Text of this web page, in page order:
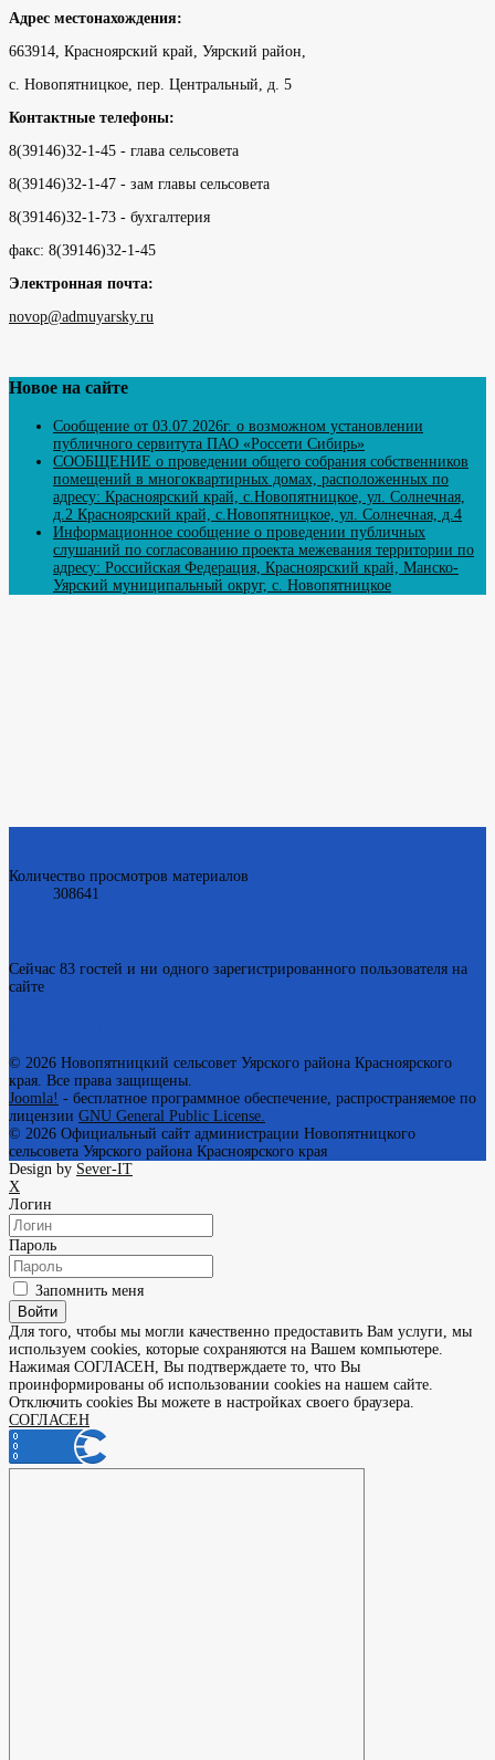
Адрес местонахождения:
663914, Красноярский край, Уярский район,
с. Новопятницкое, пер. Центральный, д. 5
Контактные телефоны:
8(39146)32-1-45 - глава сельсовета
8(39146)32-1-47 - зам главы сельсовета
8(39146)32-1-73 - бухгалтерия
факс: 8(39146)32-1-45
Электронная почта:
novop@admuyarsky.ru
Новое на сайте
Сообщение от 03.07.2026г. о возможном установлении
публичного сервитута ПАО «Россети Сибирь»
СООБЩЕНИЕ о проведении общего собрания собственников
помещений в многоквартирных домах, расположенных по
адресу: Красноярский край, с.Новопятницкое, ул. Солнечная,
д.2 Красноярский край, с.Новопятницкое, ул. Солнечная, д.4
Информационное сообщение о проведении публичных
слушаний по согласованию проекта межевания территории по
адресу: Российская Федерация, Красноярский край, Манско-
Уярский муниципальный округ, с. Новопятницкое
Количество просмотров материалов
308641
Сейчас 83 гостей и ни одного зарегистрированного пользователя на
сайте
© 2026 Новопятницкий сельсовет Уярского района Красноярского
края. Все права защищены.
Joomla! - бесплатное программное обеспечение, распространяемое по
лицензии GNU General Public License.
© 2026 Официальный сайт администрации Новопятницкого
сельсовета Уярского района Красноярского края
Design by Sever-IT
X
Логин
Пароль
Запомнить меня
Войти
Для того, чтобы мы могли качественно предоставить Вам услуги, мы
используем cookies, которые сохраняются на Вашем компьютере.
Нажимая СОГЛАСЕН, Вы подтверждаете то, что Вы
проинформированы об использовании cookies на нашем сайте.
Отключить cookies Вы можете в настройках своего браузера.
СОГЛАСЕН